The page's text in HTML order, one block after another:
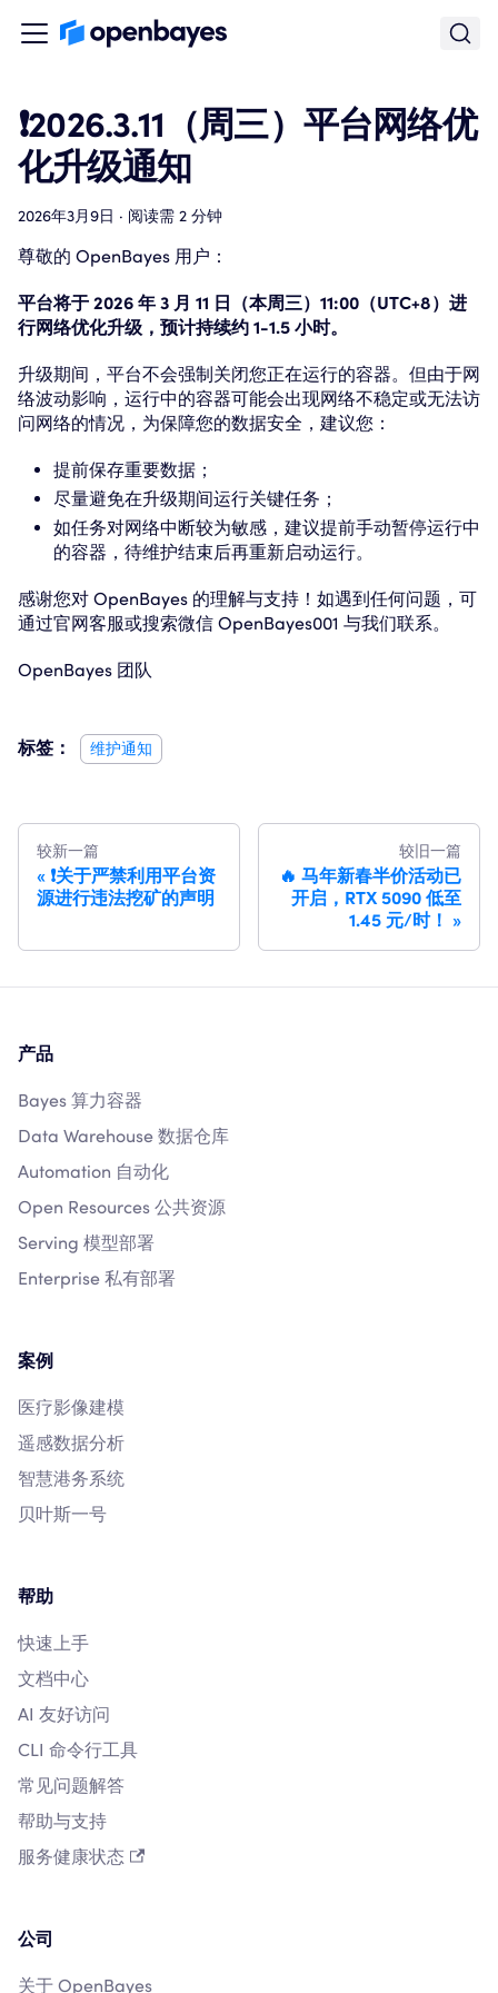
❗️2026.3.11（周三）平台网络优
化升级通知
2026年3月9日 · 阅读需 2 分钟
尊敬的 OpenBayes 用户：
平台将于 2026 年 3 月 11 日（本周三）11:00（UTC+8）进
行网络优化升级，预计持续约 1-1.5 小时。
升级期间，平台不会强制关闭您正在运行的容器。但由于网
络波动影响，运行中的容器可能会出现网络不稳定或无法访
问网络的情况，为保障您的数据安全，建议您：
提前保存重要数据；
尽量避免在升级期间运行关键任务；
如任务对网络中断较为敏感，建议提前手动暂停运行中
的容器，待维护结束后再重新启动运行。
感谢您对 OpenBayes 的理解与支持！如遇到任何问题，可
通过官网客服或搜索微信 OpenBayes001 与我们联系。
OpenBayes 团队
标签： 维护通知
较新一篇
❗️关于严禁利用平台资
源进行违法挖矿的声明
较旧一篇
🔥 马年新春半价活动已
开启，RTX 5090 低至
1.45 元/时！
产品
Bayes 算力容器
Data Warehouse 数据仓库
Automation 自动化
Open Resources 公共资源
Serving 模型部署
Enterprise 私有部署
案例
医疗影像建模
遥感数据分析
智慧港务系统
贝叶斯一号
帮助
快速上手
文档中心
AI 友好访问
CLI 命令行工具
常见问题解答
帮助与支持
服务健康状态
公司
关于 OpenBayes